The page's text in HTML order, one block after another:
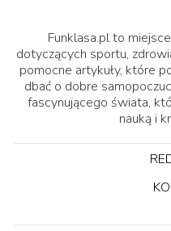
Funklasa.pl to
dotyczących sportu,
pomocne artykuły, które
dbać o dobre
fascynującego świata,
nauką i